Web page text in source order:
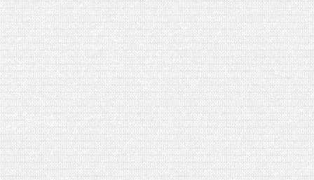
AUTRES
[VIDÉO] UNBOXING : LES MY LITTLE &
BIOTYFULL BOX DES MOIS DE FÉVRIER ET
MARS 2024 FEAT. AKILA
[VIDÉO] LA SÉLECTION DU MOIS
#JANVIER2024
[VIDÉO] HELLOFRESH #34 : IDÉES
RECETTES RISOTTO